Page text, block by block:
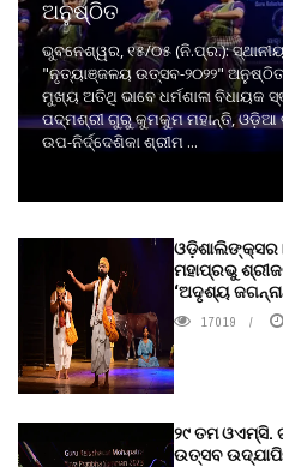
ଅନୁଷ୍ଠିତ
ଭୁବନେଶ୍ୱର, ୧୫/୦୫ (ନି.ପ୍ର.):
"ନୃତ୍ୟାଞ୍ଜଳୟ ଉତ୍ସବ-୨୦୨୨"
ମୁଖ୍ୟ ଅତିଥି ଭାବେ ଧର୍ମଶାଳା ବିଧାୟକ
ପଦ୍ମଶ୍ରୀ ଗୁରୁ କୁମକୁମ ମହାନ୍ତି, ଓଡ଼ିଆ
ଉପ-ନିର୍ଦ୍ଦେଶିକା ଶ୍ରୀମ ...
ଓଡ଼ିଶାଲିଙ୍କ୍ସର
ମହାପ୍ରଭୁ
‘ଅଦୃଶ୍ୟ
17019
୨୯ ତମ ଓଏମ୍‌ସି.
ଉତ୍ସବ